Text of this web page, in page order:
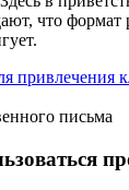
что формат
письма